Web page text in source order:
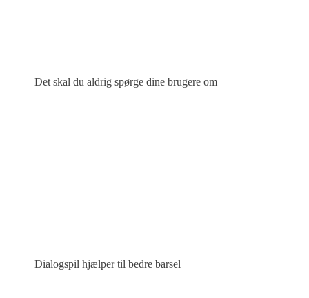
Det skal du aldrig spørge dine brugere om
Dialogspil hjælper til bedre barsel